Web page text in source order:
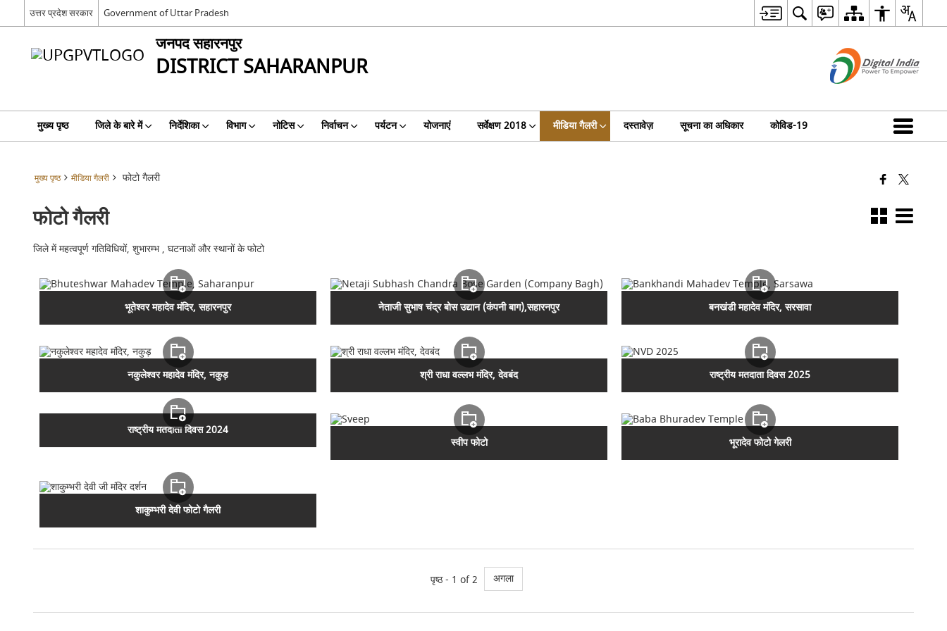
उत्तर प्रदेश सरकार Government of Uttar Pradesh
जनपद सहारनपुर
DISTRICT SAHARANPUR
मुख्य पृष्ठ जिले के बारे में निर्देशिका विभाग नोटिस निर्वाचन पर्यटन योजनाएं सर्वेक्षण 2018 मीडिया गैलरी दस्तावेज़ सूचना का अधिकार कोविड-19
मुख्य पृष्ठ मीडिया गैलरी फोटो गैलरी
फोटो गैलरी
जिले में महत्वपूर्ण गतिविधियों, शुभारम्भ , घटनाओं और स्थानों के फोटो
भूतेश्वर महादेव मंदिर, सहारनपुर नेताजी सुभाष चंद्र बोस उद्यान (कंपनी बाग),सहारनपुर बनखंडी महादेव मंदिर, सरसावा
नकुलेश्वर महादेव मंदिर, नकुड़ श्री राधा वल्लभ मंदिर, देवबंद राष्ट्रीय मतदाता दिवस 2025
राष्ट्रीय मतदाता दिवस 2024
स्वीप फोटो
भूरादेव फोटो गेलरी
शाकुम्भरी देवी फोटो गैलरी
पृष्ठ - 1 of 2 अगला